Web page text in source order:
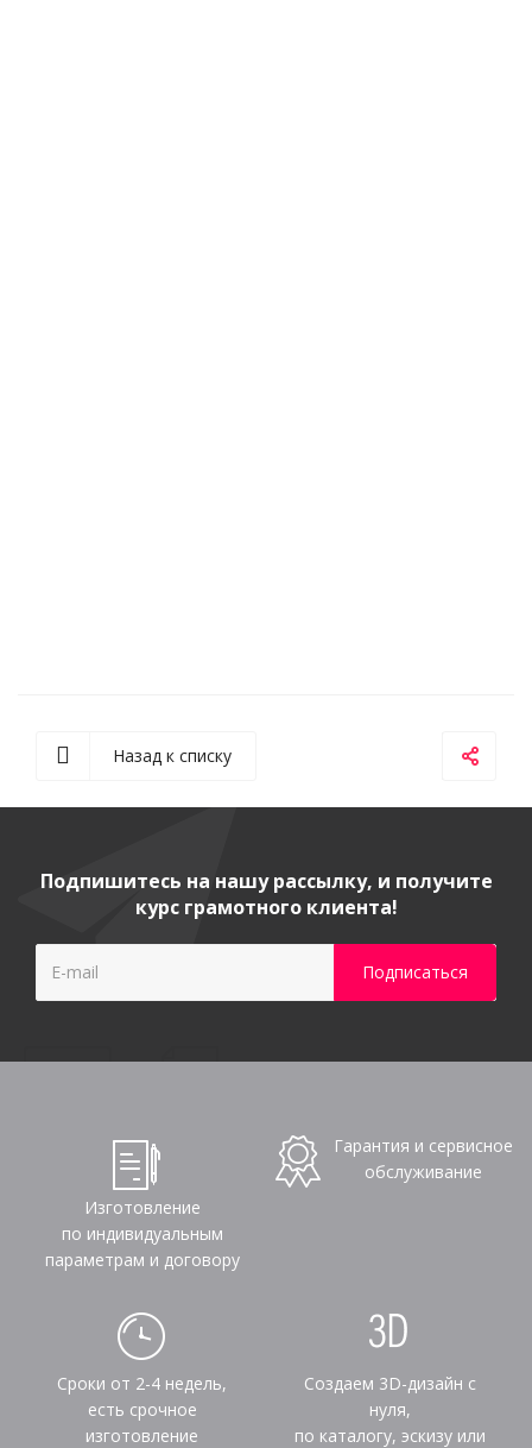
Назад к списку
Подпишитесь на нашу рассылку, и получите
курс грамотного клиента!
Изготовление
по индивидуальным
параметрам и договору
Гарантия и сервисное
обслуживание
Сроки от 2-4 недель,
есть срочное
изготовление
Создаем 3D-дизайн с
нуля,
по каталогу, эскизу или